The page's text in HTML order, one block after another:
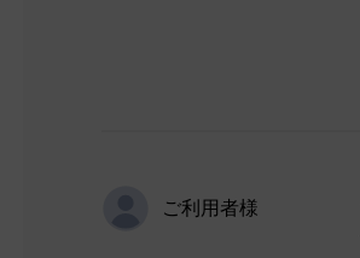
ご利用者様